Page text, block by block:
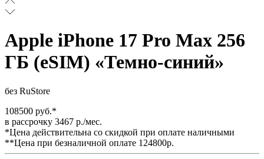
Apple iPhone 17 Pro Max 256
ГБ (eSIM) «Темно-синий»
без RuStore
108500 руб.*
в рассрочку 3467 р./мес.
*Цена действительна со скидкой при оплате наличными
**Цена при безналичной оплате 124800р.